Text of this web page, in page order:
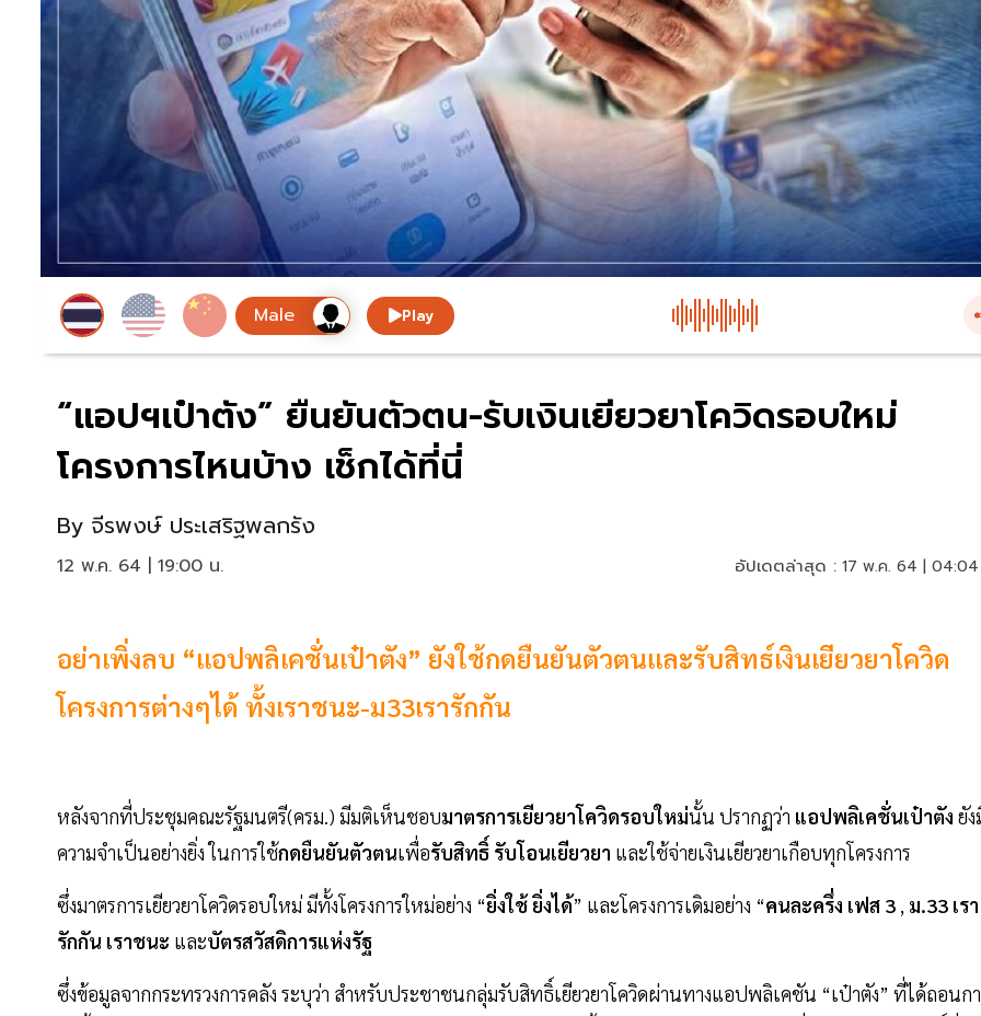
Play
“แอปฯเป๋าตัง” ยืนยันตัวตน-รับเงินเยียวยาโควิดรอบใหม่
โครงการไหนบ้าง เช็กได้ที่นี่
By จีรพงษ์ ประเสริฐพลกรัง
12 พ.ค. 64 | 19:00 น. อัปเดตล่าสุด : 17 พ.ค. 64 |
อย่าเพิ่งลบ “แอปพลิเคชั่นเป๋าตัง” ยังใช้กดยืนยันตัวตนและรับสิทธ์เงินเยียวยาโควิด
โครงการต่างๆได้ ทั้งเราชนะ-ม33เรารักกัน
หลังจากที่ประชุมคณะรัฐมนตรี(ครม.) มีมติเห็นชอบมาตรการเยียวยาโควิดรอบใหม่นั้น ปรากฏว่า แอปพลิเคชั่นเป๋าตัง ยั
ความจำเป็นอย่างยิ่ง ในการใช้กดยืนยันตัวตนเพื่อรับสิทธิ์ รับโอนเยียวยา และใช้จ่ายเงินเยียวยาเกือบทุกโครงการ
ซึ่งมาตรการเยียวยาโควิดรอบใหม่ มีทั้งโครงการใหม่อย่าง “ยิ่งใช้ ยิ่งได้” และโครงการเดิมอย่าง “คนละครึ่ง เฟส 3 , ม.33 เรา
รักกัน เราชนะ และบัตรสวัสดิการแห่งรัฐ
ซึ่งข้อมูลจากกระทรวงการคลัง ระบุว่า สำหรับประชาชนกลุ่มรับสิทธิ์เยียวยาโควิดผ่านทางแอปพลิเคชัน “เป๋าตัง” ที่ได้ถอนก